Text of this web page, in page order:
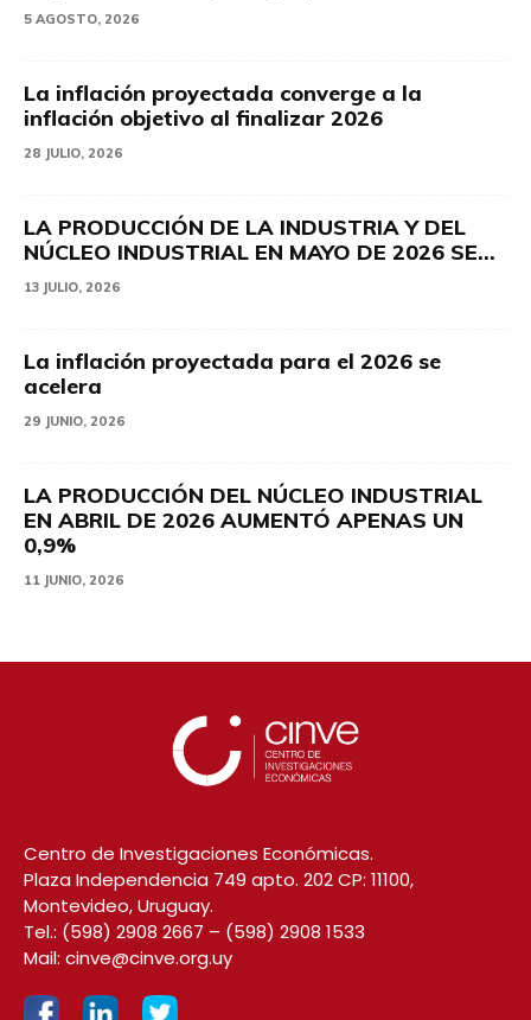
5 AGOSTO, 2026
La inflación proyectada converge a la
inflación objetivo al finalizar 2026
28 JULIO, 2026
LA PRODUCCIÓN DE LA INDUSTRIA Y DEL
NÚCLEO INDUSTRIAL EN MAYO DE 2026 SE...
13 JULIO, 2026
La inflación proyectada para el 2026 se
acelera
29 JUNIO, 2026
LA PRODUCCIÓN DEL NÚCLEO INDUSTRIAL
EN ABRIL DE 2026 AUMENTÓ APENAS UN
0,9%
11 JUNIO, 2026
Centro de Investigaciones Económicas.
Plaza Independencia 749 apto. 202 CP: 11100,
Montevideo, Uruguay.
Tel.: (598) 2908 2667 – (598) 2908 1533
Mail: cinve@cinve.org.uy